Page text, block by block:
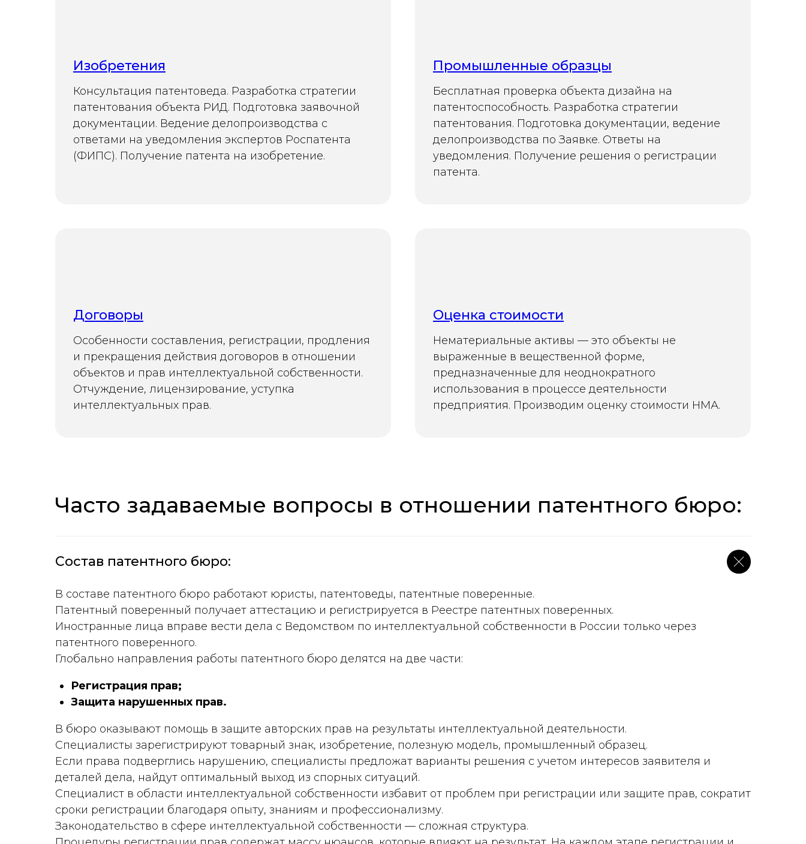
Изобретения
Консультация патентоведа. Разработка стратегии
патентования объекта РИД. Подготовка заявочной
документации. Ведение делопроизводства с
ответами на уведомления экспертов Роспатента
(ФИПС). Получение патента на изобретение.
Промышленные образцы
Бесплатная проверка объекта дизайна на
патентоспособность. Разработка стратегии
патентования. Подготовка документации, ведение
делопроизводства по Заявке. Ответы на
уведомления. Получение решения о регистрации
патента.
Договоры
Особенности составления, регистрации, продления
и прекращения действия договоров в отношении
объектов и прав интеллектуальной собственности.
Отчуждение, лицензирование, уступка
интеллектуальных прав.
Оценка стоимости
Нематериальные активы — это объекты не
выраженные в вещественной форме,
предназначенные для неоднократного
использования в процессе деятельности
предприятия. Производим оценку стоимости НМА.
Часто задаваемые вопросы в отношении патентного бюро:
Состав патентного бюро:
В составе патентного бюро работают юристы, патентоведы, патентные поверенные.
Патентный поверенный получает аттестацию и регистрируется в Реестре патентных поверенных.
Иностранные лица вправе вести дела с Ведомством по интеллектуальной собственности в России только через
патентного поверенного.
Глобально направления работы патентного бюро делятся на две части:
Регистрация прав;
Защита нарушенных прав.
В бюро оказывают помощь в защите авторских прав на результаты интеллектуальной деятельности.
Специалисты зарегистрируют товарный знак, изобретение, полезную модель, промышленный образец.
Если права подверглись нарушению, специалисты предложат варианты решения с учетом интересов заявителя и
деталей дела, найдут оптимальный выход из спорных ситуаций.
Специалист в области интеллектуальной собственности избавит от проблем при регистрации или защите прав, сократит
сроки регистрации благодаря опыту, знаниям и профессионализму.
Законодательство в сфере интеллектуальной собственности — сложная структура.